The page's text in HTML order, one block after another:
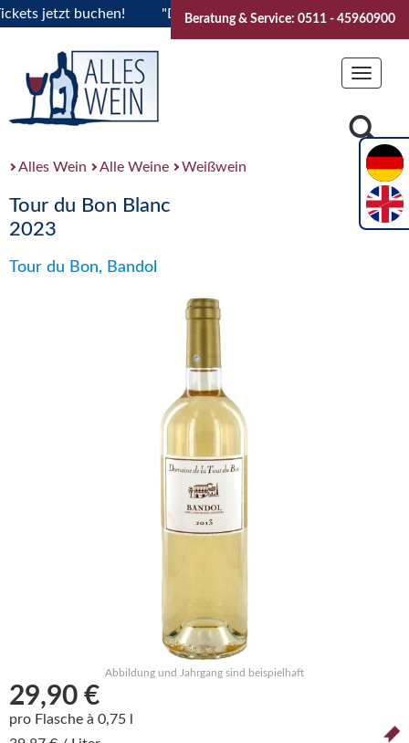
jetzt buchen! "Das Sommerfest 2026" Vive la
Beratung & Service: 0511 - 45960900
Toggle
Alles Wein Alle Weine Weißwein
Tour du Bon Blanc
2023
Tour du Bon, Bandol
Abbildung und Jahrgang sind beispielhaft
29,90 €
pro Flasche à 0,75 l